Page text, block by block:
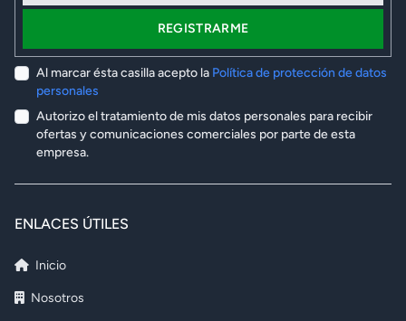
REGISTRARME
Al marcar ésta casilla acepto la Política de protección de datos
personales
Autorizo el tratamiento de mis datos personales para recibir
ofertas y comunicaciones comerciales por parte de esta
empresa.
ENLACES ÚTILES
Inicio
Nosotros